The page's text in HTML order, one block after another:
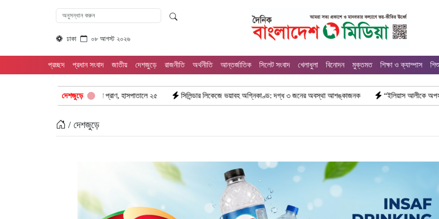
ঢাকা ০৮ আগস্ট ২০২৬
প্রচ্ছদ প্রধান সংবাদ জাতীয় দেশজুড়ে রাজনীতি অর্থনীতি আন্তর্জাতিক সিলেট সংবাদ খেলাধুলা বিনোদন মুক্তমত শিক্ষা ও ক্যাম্পাস
দেশজুড়ে
ঝরে গেল ৮টি তাজা প্রাণ, হাসপাতালে ২৫ সিলিন্ডার লিকেজে ভয়াবহ অগ্নিকাণ্ড: দগ্ধ ৩ জনের অবস্থা আশঙ্কাজনক “ইলিয়াস আলীকে অপহরণ-হত্যা মামলা:
/ দেশজুড়ে